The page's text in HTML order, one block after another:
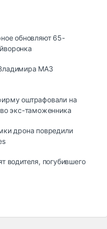
обновляют 65-
МАЗ
оштрафовали на
экс-таможенника
дрона повредили
водителя, погубившего